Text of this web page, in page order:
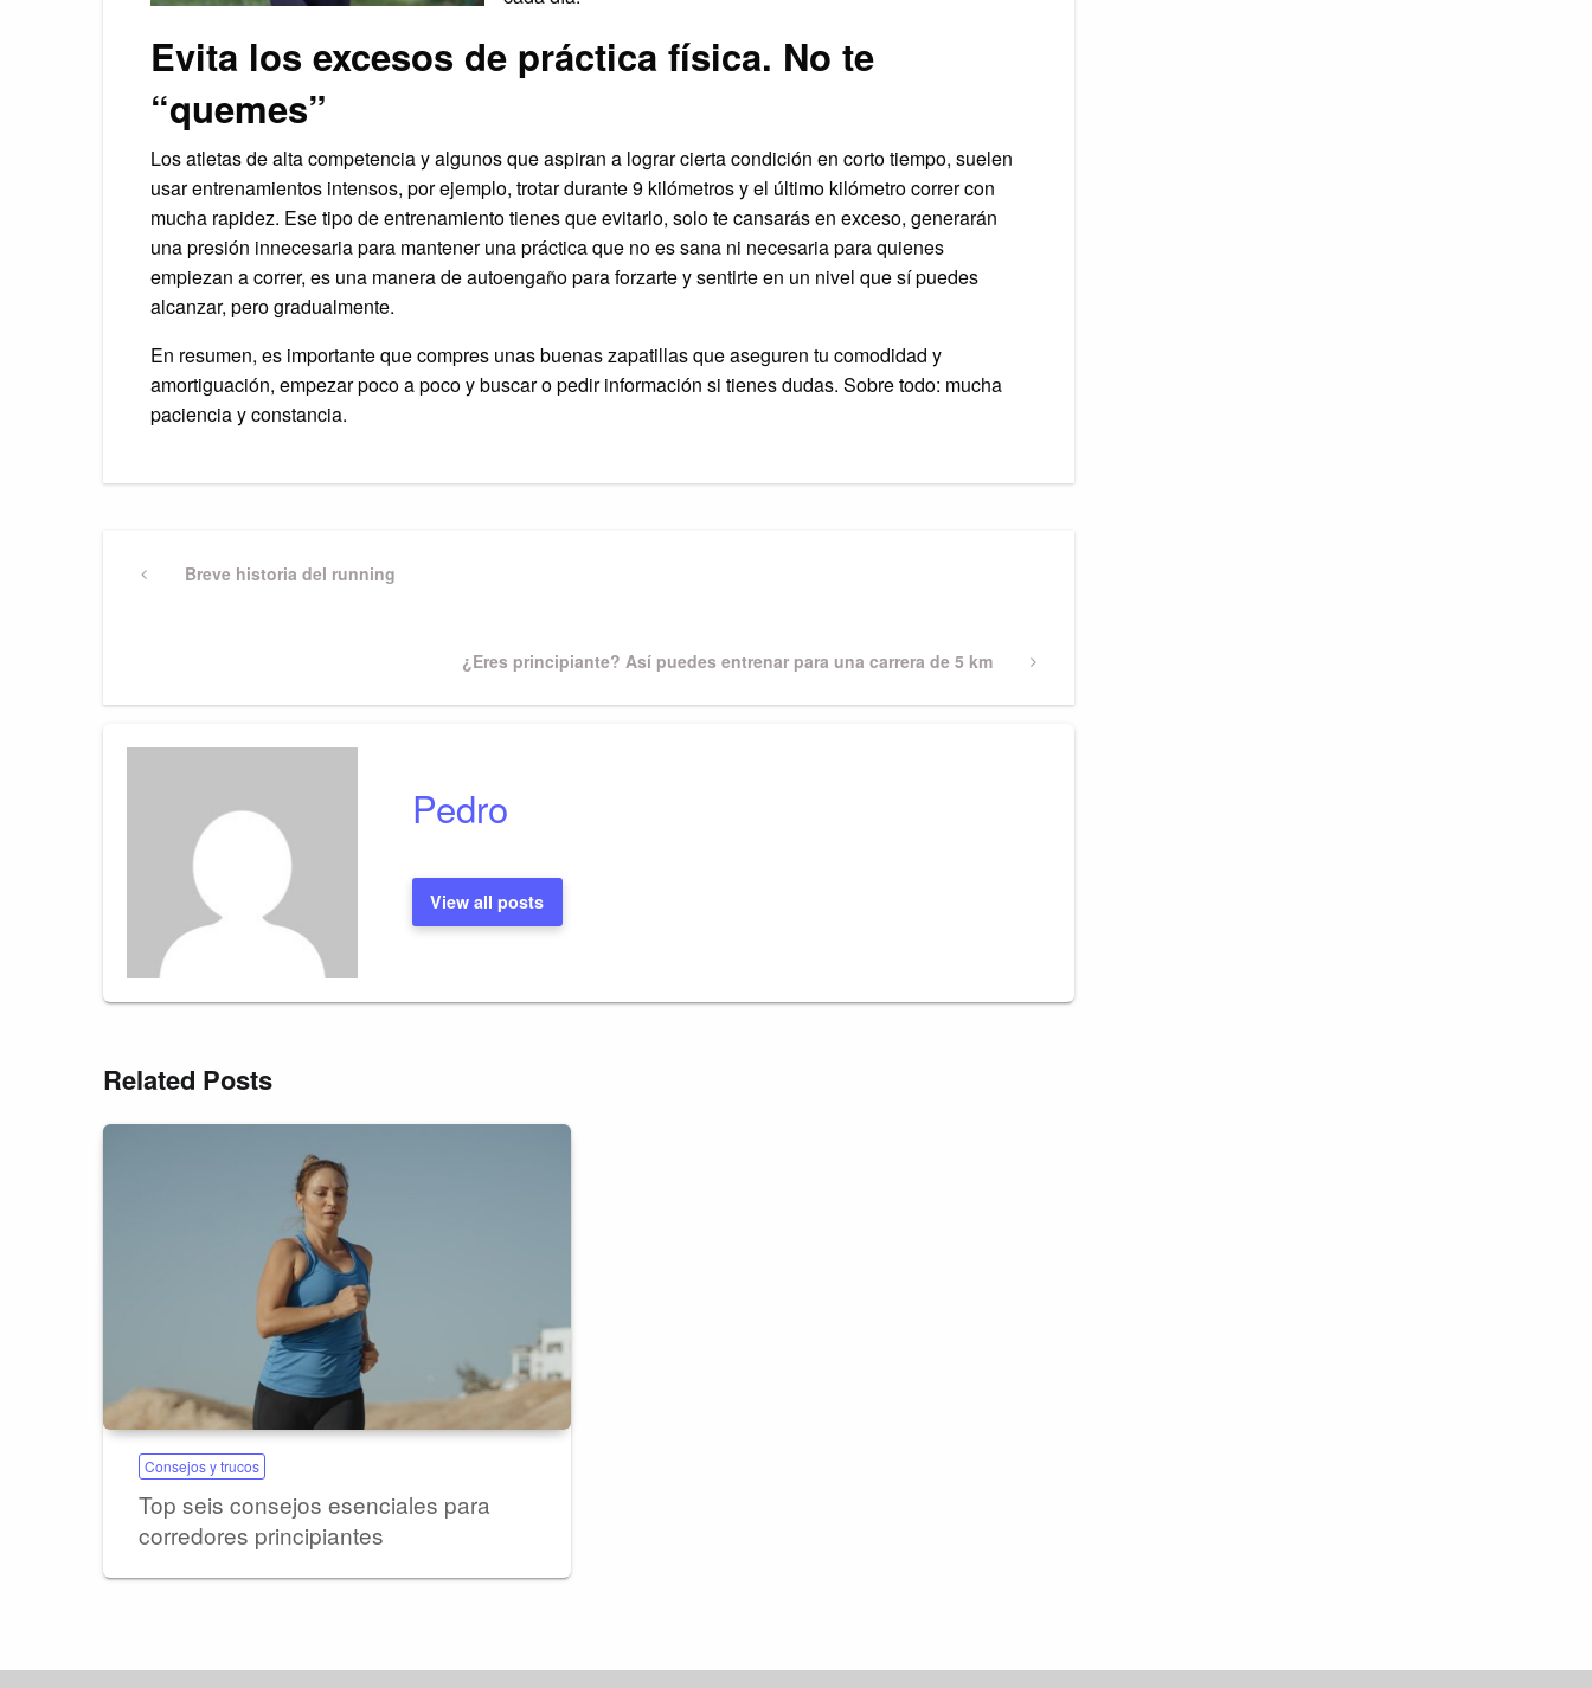
Evita los excesos de práctica física. No te
“quemes”
Los atletas de alta competencia y algunos que aspiran a lograr cierta condición en corto tiempo, suelen
usar entrenamientos intensos, por ejemplo, trotar durante 9 kilómetros y el último kilómetro correr con
mucha rapidez. Ese tipo de entrenamiento tienes que evitarlo, solo te cansarás en exceso, generarán
una presión innecesaria para mantener una práctica que no es sana ni necesaria para quienes
empiezan a correr, es una manera de autoengaño para forzarte y sentirte en un nivel que sí puedes
alcanzar, pero gradualmente.
En resumen, es importante que compres unas buenas zapatillas que aseguren tu comodidad y
amortiguación, empezar poco a poco y buscar o pedir información si tienes dudas. Sobre todo: mucha
paciencia y constancia.
Post
PreviousBreve historia del running
Next
¿Eres principiante? Así puedes entrenar para una carrera de 5 km
Pedro
View all posts
Related Posts
Consejos y trucos
Top seis consejos esenciales para
corredores principiantes